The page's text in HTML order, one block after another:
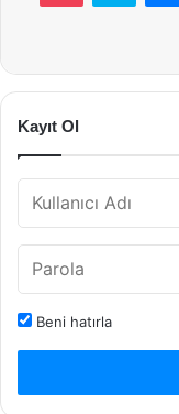
Kayıt Ol
Beni hatırla